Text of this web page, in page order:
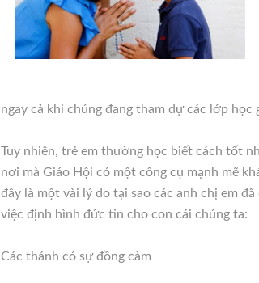
ngay cả khi chúng đang tham dự các lớp học
Tuy nhiên, trẻ em thường học biết cách tốt
nơi mà Giáo Hội có một công cụ mạnh mẽ
đây là một vài lý do tại sao các anh chị em
việc định hình đức tin cho con cái chúng ta:
Các thánh có sự đồng cảm